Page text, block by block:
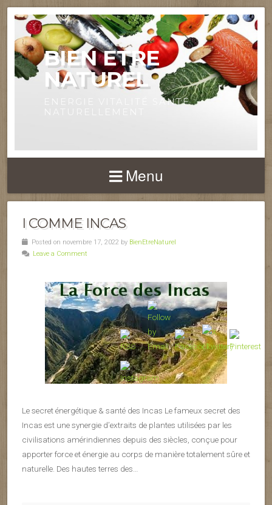
BIEN ETRE
NATUREL
ENERGIE VITALITÉ SANTÉ
Menu
I COMME INCAS
Posted on novembre 17, 2022 by BienEtreNaturel
Leave a Comment
Le secret énergétique & santé des Incas Le fameux secret des
Incas est une synergie d’extraits de plantes utilisées par les
civilisations amérindiennes depuis des siècles, conçue pour
apporter force et énergie au corps de manière totalement sûre et
naturelle. Des hautes terres des…